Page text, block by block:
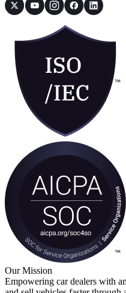
Our Mission
Empowering car dealers with